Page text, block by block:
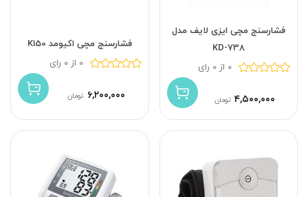
فشارسنج مچی ایزی لایف مدل
KD-738
0 از 0 رای
۴,۵۰۰,۰۰۰ تومان
فشارسنج مچی اکیومد K150
0 از 0 رای
۶,۲۰۰,۰۰۰ تومان